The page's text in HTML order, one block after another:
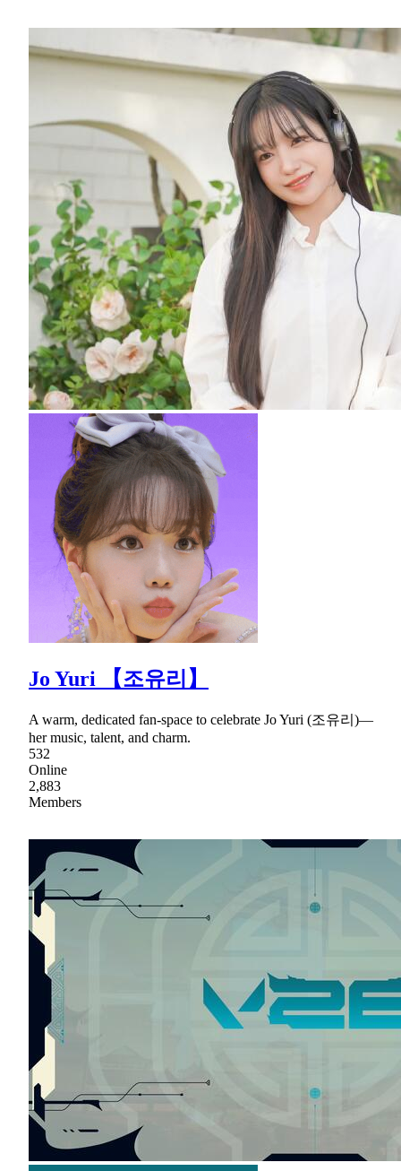
Jo Yuri 【조유리】
A warm, dedicated fan-space to celebrate Jo Yuri (조유리)—
her music, talent, and charm.
532
Online
2,883
Members